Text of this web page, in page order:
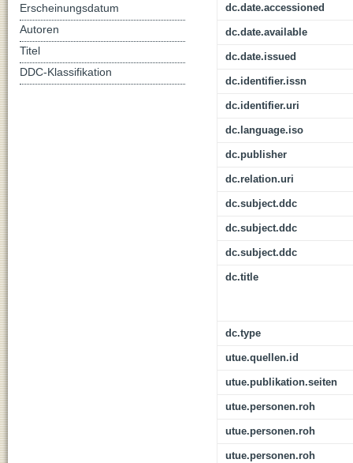
dc.date.accessioned
dc.date.available
dc.date.issued
dc.identifier.issn
dc.identifier.uri
dc.language.iso
dc.publisher
dc.relation.uri
dc.subject.ddc
dc.subject.ddc
dc.subject.ddc
dc.title
dc.type
utue.quellen.id
utue.publikation.seiten
utue.personen.roh
utue.personen.roh
utue.personen.roh
Erscheinungsdatum
Autoren
Titel
DDC-Klassifikation